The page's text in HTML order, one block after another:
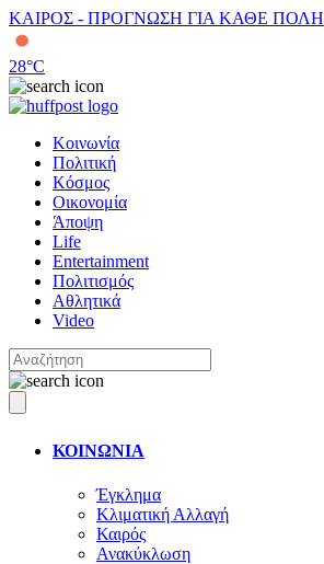
ΚΑΙΡΟΣ - ΠΡΟΓΝΩΣΗ ΓΙΑ ΚΑΘΕ ΠΟΛΗ
28°C
Κοινωνία
Πολιτική
Κόσμος
Οικονομία
Άποψη
Life
Entertainment
Πολιτισμός
Αθλητικά
Video
ΚΟΙΝΩΝΙΑ
Έγκλημα
Κλιματική Αλλαγή
Καιρός
Ανακύκλωση